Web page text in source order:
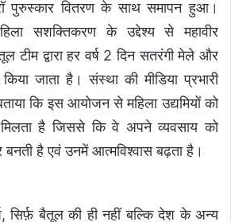
पुरुस्कार वितरण के साथ समापन हुआ।
सशक्तिकरण के उद्देश्य से महावीर
द्वारा हर वर्ष 2 दिन सतरंगी मेले और
जाता है। संस्था की मीडिया प्रभारी
बताया कि इस आयोजन से महिला उद्यमियों को
है जिससे कि वे अपने व्यवसाय को
बनती है एवं उनमें आत्मविश्वास बढ़ता है।
सिर्फ़ बैतूल की ही नहीं बल्कि देश के अन्य